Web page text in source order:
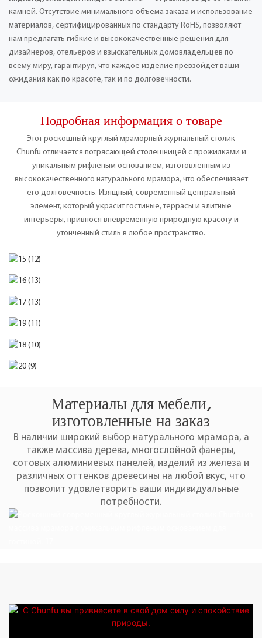
камней. Отсутствие минимального объема заказа и использование
материалов, сертифицированных по стандарту RoHS, позволяют
нам предлагать гибкие и высококачественные решения для
дизайнеров, отельеров и взыскательных домовладельцев по
всему миру, гарантируя, что каждое изделие превзойдет ваши
ожидания как по красоте, так и по долговечности.
Подробная информация о товаре
Этот роскошный круглый мраморный журнальный столик
Chunfu отличается потрясающей столешницей с прожилками и
уникальным рифленым основанием, изготовленным из
высококачественного натурального мрамора, что обеспечивает
его долговечность. Изящный, современный центральный
элемент, который украсит гостиные, террасы и элитные
интерьеры, привнося вневременную природную красоту и
утонченный стиль в любое пространство.
Материалы для мебели,
изготовленные на заказ
В наличии широкий выбор натурального мрамора, а
также массива дерева, многослойной фанеры,
сотовых алюминиевых панелей, изделий из железа и
различных оттенков древесины на любой вкус, что
позволит удовлетворить ваши индивидуальные
потребности.